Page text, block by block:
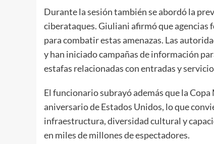
Durante la sesión también se abordó la
ciberataques. Giuliani afirmó que agencias
para combatir estas amenazas. Las
y han iniciado campañas de información
estafas relacionadas con entradas y
El funcionario subrayó además que la
aniversario de Estados Unidos, lo que
infraestructura, diversidad cultural y
en miles de millones de espectadores.